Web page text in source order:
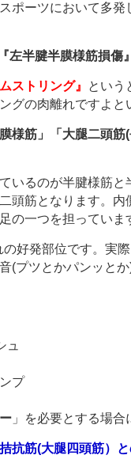
ポーツにおいて多発
『左半腱半膜様筋損傷
ムストリング』
という
グの肉離れですよと
様筋」「大腿二頭
いるのが半腱様筋と
頭筋となります。内
の一つを担っていま
好発部位です。実
(プツとかパンッと
ュ
プ
」を必要とする場
抗筋(大腿四頭筋）